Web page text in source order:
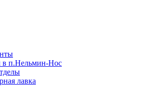
в п.Нельмин-Нос
лавка